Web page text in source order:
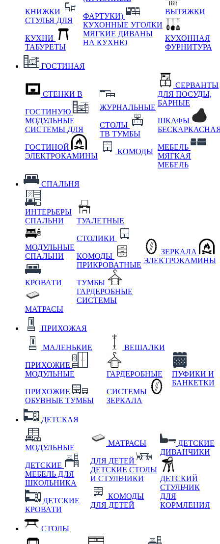
КНИЖКИ
СТУЛЬЯ ДЛЯ
КУХНИ
ТАБУРЕТЫ
ФАРТУКИ)
КУХОННЫЕ УГОЛКИ
МЯГКИЕ ДИВАНЫ
НА КУХНЮ
ВЫТЯЖКИ
КУХОННАЯ
ФУРНИТУРА
ГОСТИНАЯ
СТЕНКИ В
ГОСТИНУЮ
МОДУЛЬНЫЕ
СИСТЕМЫ ДЛЯ
ГОСТИНОЙ
ЭЛЕКТРОКАМИНЫ
ЖУРНАЛЬНЫЕ
СТОЛЫ
ТВ ТУМБЫ
КОМОДЫ
СЕРВАНТЫ
ДЛЯ ПОСУДЫ,
БАРНЫЕ
ШКАФЫ
МЕБЕЛЬ
МЯГКАЯ
МЕБЕЛЬ
СПАЛЬНЯ
ИНТЕРЬЕРЫ
СПАЛЬНИ
МОДУЛЬНЫЕ
СПАЛЬНИ
КРОВАТИ
МАТРАСЫ
ТУАЛЕТНЫЕ
СТОЛИКИ
КОМОДЫ
ПРИКРОВАТНЫЕ
ТУМБЫ
ГАРДЕРОБНЫЕ
СИСТЕМЫ
ЗЕРКАЛА
ЭЛЕКТРОКАМИНЫ
ПРИХОЖАЯ
МАЛЕНЬКИЕ
ПРИХОЖИЕ
МОДУЛЬНЫЕ
ПРИХОЖИЕ
ОБУВНЫЕ ТУМБЫ
ВЕШАЛКИ
ГАРДЕРОБНЫЕ
СИСТЕМЫ
ЗЕРКАЛА
ПУФИКИ И
БАНКЕТКИ
ДЕТСКАЯ
МОДУЛЬНЫЕ
ДЕТСКИЕ
МЕБЕЛЬ ДЛЯ
ШКОЛЬНИКА
ДЕТСКИЕ
КРОВАТИ
МАТРАСЫ
ДЛЯ ДЕТЕЙ
ДЕТСКИЕ СТОЛЫ
И СТУЛЬЧИКИ
КОМОДЫ
ДЛЯ ДЕТЕЙ
ДЕТСКИЕ
ДИВАНЧИКИ
ДЕТСКИЙ
СТУЛЬЧИК
ДЛЯ
КОРМЛЕНИЯ
СТОЛЫ